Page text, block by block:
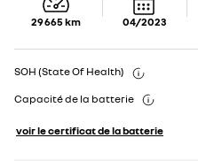
29 665km 04/2023
SOH (State Of Health)
Capacité de la batterie
voir le certificat de la batterie